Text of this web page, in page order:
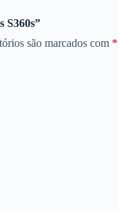
S360s”
são marcados com *